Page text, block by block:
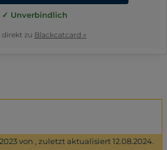
✓ Unverbindlich
direkt zu Blackcatcard »
von , zuletzt aktualisiert 12.08.2024.